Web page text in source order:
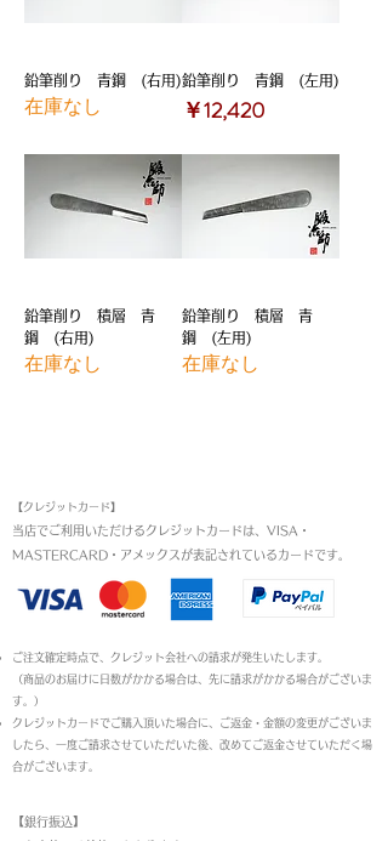
鉛筆削り 青鋼 (右用)
在庫なし
鉛筆削り 青鋼 (左用)
価格
￥12,420
鉛筆削り 積層 青
鋼 (右用)
在庫なし
鉛筆削り 積層 青
鋼 (左用)
在庫なし
【クレジットカード】
当店でご利用いただけるクレジットカードは、VISA・
MASTERCARD・アメックスが表記されているカードです。​
ご注文確定時点で、クレジット会社への請求が発生いたします。
（商品のお届けに日数がかかる場合は、先に請求がかかる場合がございま
す。）
クレジットカードでご購入頂いた場合に、ご返金・金額の変更がございま
したら、一度ご請求させていただいた後、改めてご返金させていただく場
合がございます。
【銀行振込】